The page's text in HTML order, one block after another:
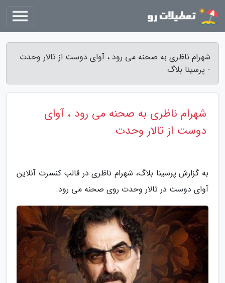
شهرام ناظری به صحنه می رود ، آوای دوست از تالار وحدت
- پرسینا بلاگ
شهرام ناظری به صحنه می رود ، آوای
دوست از تالار وحدت
به گزارش پرسینا بلاگ، شهرام ناظری در قالب کنسرت آنلاین
آوای دوست در تالار وحدت روی صحنه می رود.